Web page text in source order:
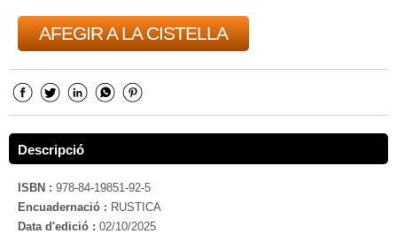
AFEGIR A LA CISTELLA
Descripció
ISBN : 978-84-19851-92-5
Encuadernació : RUSTICA
Data d'edició : 02/10/2025